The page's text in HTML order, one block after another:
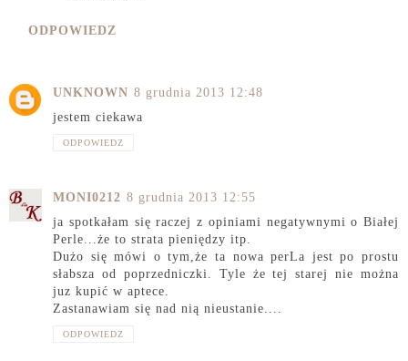
ODPOWIEDZ
UNKNOWN 8 grudnia 2013 12:48
jestem ciekawa
ODPOWIEDZ
MONI0212 8 grudnia 2013 12:55
ja spotkałam się raczej z opiniami negatywnymi o Białej
Perle...że to strata pieniędzy itp.
Dużo się mówi o tym,że ta nowa perLa jest po prostu
słabsza od poprzedniczki. Tyle że tej starej nie można
juz kupić w aptece.
Zastanawiam się nad nią nieustanie....
ODPOWIEDZ